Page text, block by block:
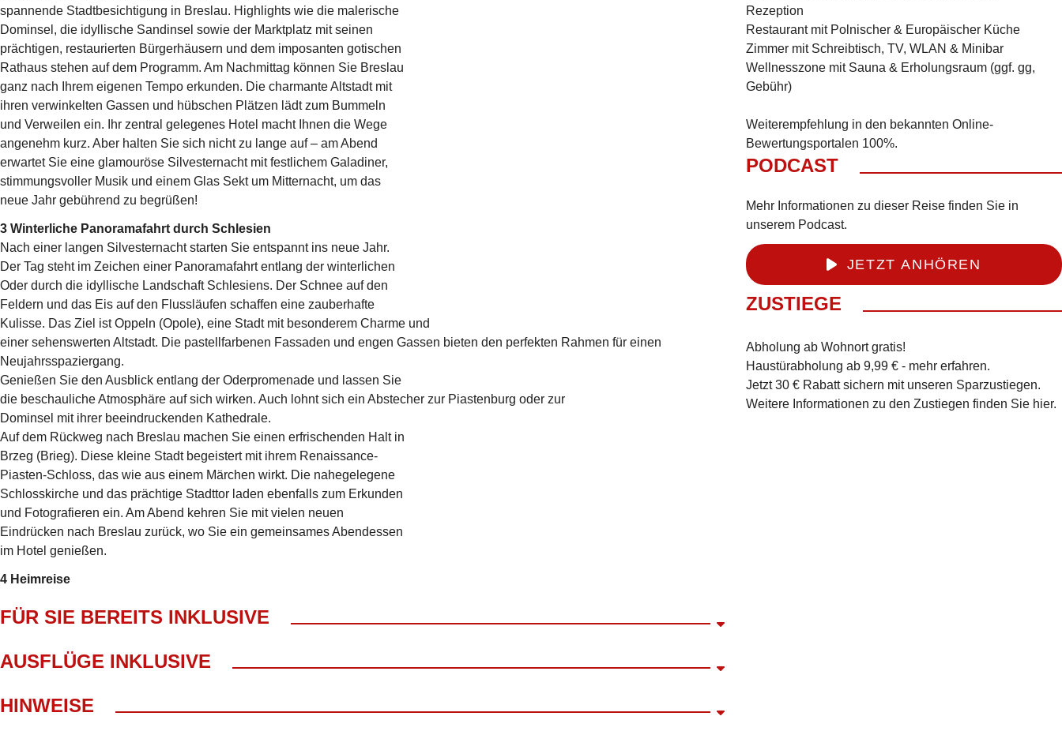
spannende Stadtbesichtigung in Breslau. Highlights wie die malerische
Dominsel, die idyllische Sandinsel sowie der Marktplatz mit seinen
prächtigen, restaurierten Bürgerhäusern und dem imposanten gotischen
Rathaus stehen auf dem Programm. Am Nachmittag können Sie Breslau
ganz nach Ihrem eigenen Tempo erkunden. Die charmante Altstadt mit
ihren verwinkelten Gassen und hübschen Plätzen lädt zum Bummeln
und Verweilen ein. Ihr zentral gelegenes Hotel macht Ihnen die Wege
angenehm kurz. Aber halten Sie sich nicht zu lange auf – am Abend
erwartet Sie eine glamouröse Silvesternacht mit festlichem Galadiner,
stimmungsvoller Musik und einem Glas Sekt um Mitternacht, um das
neue Jahr gebührend zu begrüßen!
3 Winterliche Panoramafahrt durch Schlesien
Nach einer langen Silvesternacht starten Sie entspannt ins neue Jahr.
Der Tag steht im Zeichen einer Panoramafahrt entlang der winterlichen
Oder durch die idyllische Landschaft Schlesiens. Der Schnee auf den
Feldern und das Eis auf den Flussläufen schaffen eine zauberhafte
Kulisse. Das Ziel ist Oppeln (Opole), eine Stadt mit besonderem Charme und
einer sehenswerten Altstadt. Die pastellfarbenen Fassaden und engen Gassen bieten den perfekten Rahmen für einen
Neujahrsspaziergang.
Genießen Sie den Ausblick entlang der Oderpromenade und lassen Sie
die beschauliche Atmosphäre auf sich wirken. Auch lohnt sich ein Abstecher zur Piastenburg oder zur
Dominsel mit ihrer beeindruckenden Kathedrale.
Auf dem Rückweg nach Breslau machen Sie einen erfrischenden Halt in
Brzeg (Brieg). Diese kleine Stadt begeistert mit ihrem Renaissance-
Piasten-Schloss, das wie aus einem Märchen wirkt. Die nahegelegene
Schlosskirche und das prächtige Stadttor laden ebenfalls zum Erkunden
und Fotografieren ein. Am Abend kehren Sie mit vielen neuen
Eindrücken nach Breslau zurück, wo Sie ein gemeinsames Abendessen
im Hotel genießen.
4 Heimreise
FÜR SIE BEREITS INKLUSIVE
Abholung ab Wohnort gratis!*
Fahrt im modernen Reisebus
Bordbegleitung
AUSFLÜGE INKLUSIVE
Ausflug nach Oberschlesien mit Oppeln & Neiße
HINWEISE
Rezeption
Restaurant mit Polnischer & Europäischer Küche
Zimmer mit Schreibtisch, TV, WLAN & Minibar
Wellnesszone mit Sauna & Erholungsraum (ggf. gg,
Gebühr)
Weiterempfehlung in den bekannten Online-
Bewertungsportalen 100%.
PODCAST
Mehr Informationen zu dieser Reise finden Sie in
unserem Podcast.
JETZT ANHÖREN
ZUSTIEGE
Abholung ab Wohnort gratis!
Haustürabholung ab 9,99 € - mehr erfahren.
Jetzt 30 € Rabatt sichern mit unseren Sparzustiegen.
Weitere Informationen zu den Zustiegen finden Sie hier.